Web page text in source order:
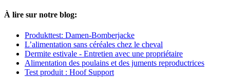
À lire sur notre blog:
Produkttest: Damen-Bomberjacke
L’alimentation sans céréales chez le cheval
Dermite estivale - Entretien avec une propriétaire
Alimentation des poulains et des juments reproductrices
Test produit : Hoof Support